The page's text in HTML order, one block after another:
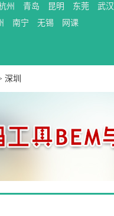
州 青岛 昆明 东莞 武汉
南宁 无锡 网课
深圳